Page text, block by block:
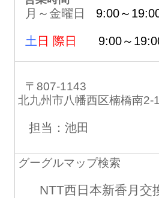
月～金曜日 9:00～
土 日 際日 9:00～
〒807-1143
北九州市八幡西区楠橋南2-
担当：池田
グーグルマップ検索
NTT西日本新香月交